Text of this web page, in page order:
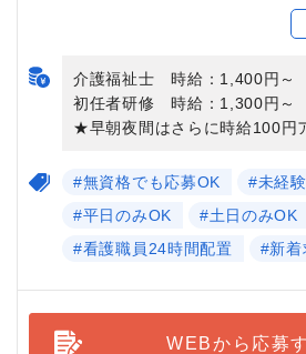
介護福祉士 時給：1,400円～
初任者研修 時給：1,300円～
★早朝夜間はさらに時給100円
#無資格でも応募OK
#未経
#平日のみOK
#土日のみOK
#看護職員24時間配置
#新着
WEBから応募